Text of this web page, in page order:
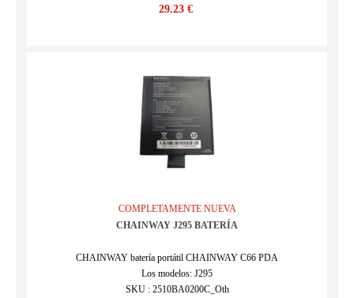
29.23 €
COMPLETAMENTE NUEVA
CHAINWAY J295 BATERÍA
CHAINWAY batería portátil CHAINWAY C66 PDA
Los modelos: J295
SKU : 2510BA0200C_Oth